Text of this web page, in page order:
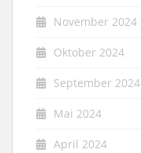
November 2024
Oktober 2024
September 2024
Mai 2024
April 2024